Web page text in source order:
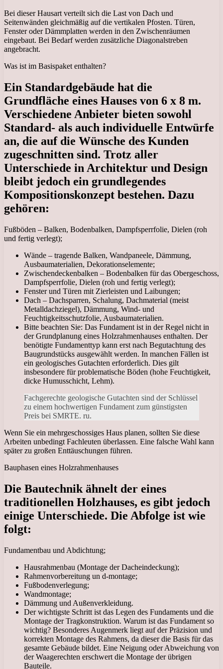
Bei dieser Hausart verteilt sich die Last von Dach und
Seitenwänden gleichmäßig auf die vertikalen Pfosten. Türen,
Fenster oder Dämmplatten werden in den Zwischenräumen
eingebaut. Bei Bedarf werden zusätzliche Diagonalstreben
angebracht.
Was ist im Basispaket enthalten?
Ein Standardgebäude hat die
Grundfläche eines Hauses von 6 x 8 m.
Verschiedene Anbieter bieten sowohl
Standard- als auch individuelle Entwürfe
an, die auf die Wünsche des Kunden
zugeschnitten sind. Trotz aller
Unterschiede in Architektur und Design
bleibt jedoch ein grundlegendes
Kompositionskonzept bestehen. Dazu
gehören:
Fußböden – Balken, Bodenbalken, Dampfsperrfolie, Dielen (roh
und fertig verlegt);
Wände – tragende Balken, Wandpaneele, Dämmung,
Ausbaumaterialien, Dekorationselemente;
Zwischendeckenbalken – Bodenbalken für das Obergeschoss,
Dampfsperrfolie, Dielen (roh und fertig verlegt);
Fenster und Türen mit Zierleisten und Laibungen;
Dach – Dachsparren, Schalung, Dachmaterial (meist
Metalldachziegel), Dämmung, Wind- und
Feuchtigkeitsschutzfolie, Ausbaumaterialien.
Bitte beachten Sie: Das Fundament ist in der Regel nicht in
der Grundplanung eines Holzrahmenhauses enthalten. Der
benötigte Fundamenttyp kann erst nach Begutachtung des
Baugrundstücks ausgewählt werden. In manchen Fällen ist
ein geologisches Gutachten erforderlich. Dies gilt
insbesondere für problematische Böden (hohe Feuchtigkeit,
dicke Humusschicht, Lehm).
Fachgerechte geologische Gutachten sind der Schlüssel
zu einem hochwertigen Fundament zum günstigsten
Preis bei SMRTE. ru.
Wenn Sie ein mehrgeschossiges Haus planen, sollten Sie diese
Arbeiten unbedingt Fachleuten überlassen. Eine falsche Wahl kann
später zu großen Enttäuschungen führen.
Bauphasen eines Holzrahmenhauses
Die Bautechnik ähnelt der eines
traditionellen Holzhauses, es gibt jedoch
einige Unterschiede. Die Abfolge ist wie
folgt:
Fundamentbau und Abdichtung;
Hausrahmenbau (Montage der Dacheindeckung);
Rahmenvorbereitung un d-montage;
Fußbodenverlegung;
Wandmontage;
Dämmung und Außenverkleidung.
Der wichtigste Schritt ist das Legen des Fundaments und die
Montage der Tragkonstruktion. Warum ist das Fundament so
wichtig? Besonderes Augenmerk liegt auf der Präzision und
korrekten Montage des Rahmens, da dieser die Basis für das
gesamte Gebäude bildet. Eine Neigung oder Abweichung von
der Waagerechten erschwert die Montage der übrigen
Bauteile.